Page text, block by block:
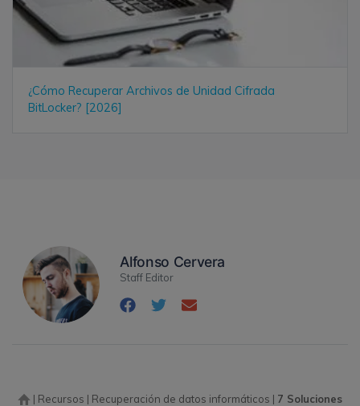
¿Cómo Recuperar Archivos de Unidad Cifrada
BitLocker? [2026]
Alfonso Cervera
Staff Editor
| Recursos | Recuperación de datos informáticos | 7 Soluciones